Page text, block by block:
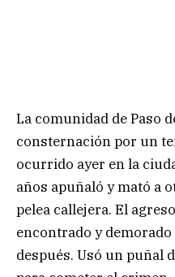
La comunidad de Paso
consternación por un
ocurrido ayer en la
años apuñaló y mató a
pelea callejera. El
encontrado y
después. Usó un puñal